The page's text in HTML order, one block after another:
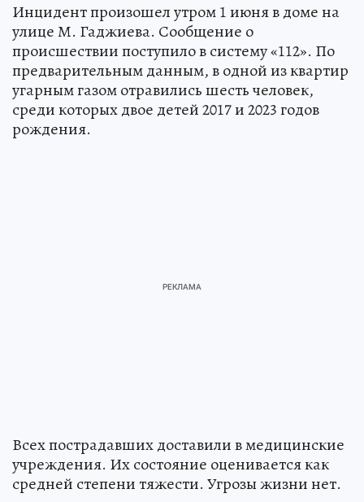
Инцидент произошел утром 1 июня в доме на
улице М. Гаджиева. Сообщение о
происшествии поступило в систему «112». По
предварительным данным, в одной из квартир
угарным газом отравились шесть человек,
среди которых двое детей 2017 и 2023 годов
рождения.
Всех пострадавших доставили в медицинские
учреждения. Их состояние оценивается как
средней степени тяжести. Угрозы жизни нет.